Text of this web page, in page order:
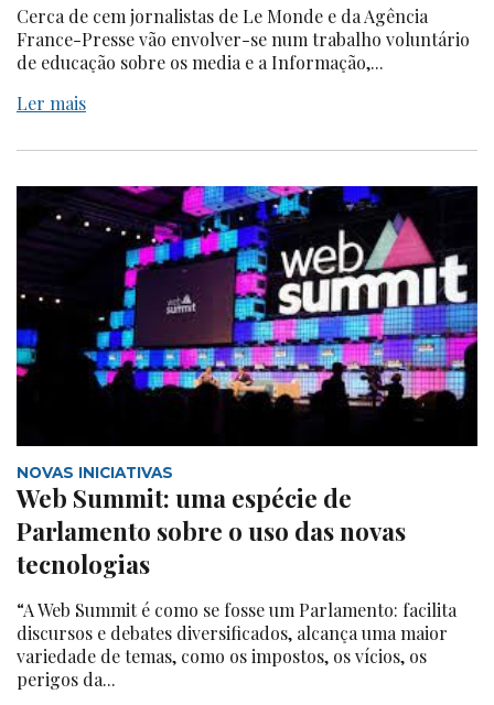
Cerca de cem jornalistas de Le Monde e da Agência
France-Presse vão envolver-se num trabalho voluntário
de educação sobre os media e a Informação,...
Ler mais
NOVAS INICIATIVAS
Web Summit: uma espécie de
Parlamento sobre o uso das novas
tecnologias
“A Web Summit é como se fosse um Parlamento: facilita
discursos e debates diversificados, alcança uma maior
variedade de temas, como os impostos, os vícios, os
perigos da...